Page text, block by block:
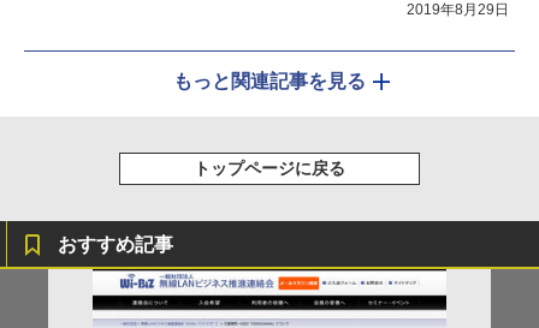
2019年8月29日
もっと関連記事を見る
トップページに戻る
おすすめ記事